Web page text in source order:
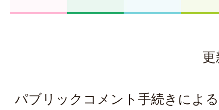
パブリックコメント手続きによ